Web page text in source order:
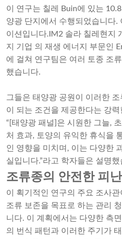
이 연구는 칠레 Buin에 있는
양광 단지에서 수행되었습니다.
이션입니다. IM2 솔라 칠레 현지
지 기업 의 재생 에너지 부문인
에 걸쳐 연구팀은 여러 토종 조
했습니다.
그들은 태양광 공원이 이러한
이 되는 조건을 제공한다는 강
“[태양광 패널]은 시원한 그늘,
처 효과, 토양의 유익한 휴식을
인 영향을 미치며, 이는 다양한
실입니다.”라고 학자들은 설명
조류종의 안전한 피난
이 획기적인 연구의 주요 조사
조류 보존을 목표로 하는 관리
니다. 이 계획에서는 다양한 측
의 번식 패턴과 이러한 주기가